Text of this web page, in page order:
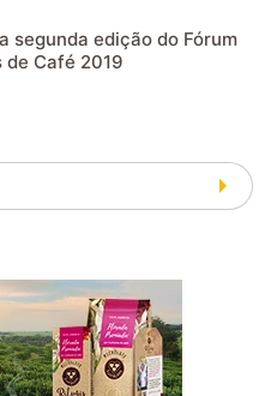
segunda edição do Fórum
de Café 2019